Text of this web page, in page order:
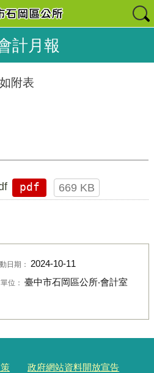
計月報
附表
pdf 669 KB
日期： 2024-10-11
位： 臺中市石岡區公所‧會計室
政府網站資料開放宣告